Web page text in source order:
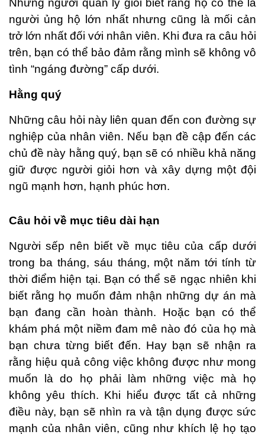
Những người quản lý giỏi biết rằng họ có thể là
người ủng hộ lớn nhất nhưng cũng là mối cản
trở lớn nhất đối với nhân viên. Khi đưa ra câu hỏi
trên, bạn có thể bảo đảm rằng mình sẽ không vô
tình “ngáng đường” cấp dưới.
Hằng quý
Những câu hỏi này liên quan đến con đường sự
nghiệp của nhân viên. Nếu bạn đề cập đến các
chủ đề này hằng quý, bạn sẽ có nhiều khả năng
giữ được người giỏi hơn và xây dựng một đội
ngũ mạnh hơn, hạnh phúc hơn.
Câu hỏi về mục tiêu dài hạn
Người sếp nên biết về mục tiêu của cấp dưới
trong ba tháng, sáu tháng, một năm tới tính từ
thời điểm hiện tại. Bạn có thể sẽ ngạc nhiên khi
biết rằng họ muốn đảm nhận những dự án mà
bạn đang cần hoàn thành. Hoặc bạn có thể
khám phá một niềm đam mê nào đó của họ mà
bạn chưa từng biết đến. Hay bạn sẽ nhận ra
rằng hiệu quả công việc không được như mong
muốn là do họ phải làm những việc mà họ
không yêu thích. Khi hiểu được tất cả những
điều này, bạn sẽ nhìn ra và tận dụng được sức
mạnh của nhân viên, cũng như khích lệ họ tạo